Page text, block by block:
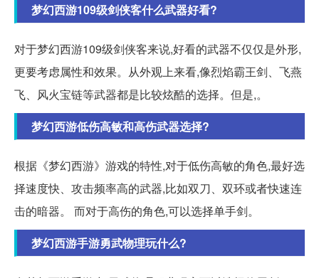
梦幻西游109级剑侠客什么武器好看?
对于梦幻西游109级剑侠客来说,好看的武器不仅仅是外形,
更要考虑属性和效果。从外观上来看,像烈焰霸王剑、飞燕
飞、风火宝链等武器都是比较炫酷的选择。但是,。
梦幻西游低伤高敏和高伤武器选择?
根据《梦幻西游》游戏的特性,对于低伤高敏的角色,最好选
择速度快、攻击频率高的武器,比如双刀、双环或者快速连
击的暗器。 而对于高伤的角色,可以选择单手剑。
梦幻西游手游勇武物理玩什么?